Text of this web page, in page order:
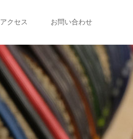
アクセス お問い合わせ